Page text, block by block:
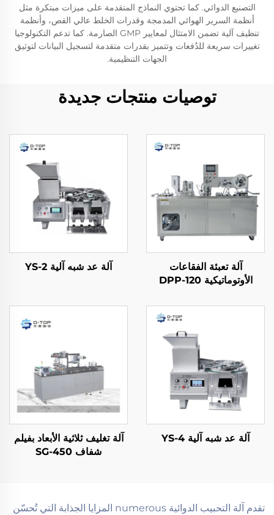
التصنيع الدوائي. كما تحتوي النماذج المتقدمة على ميزات مبتكرة مثل
أنظمة السرير الهوائي المدمجة وقدرات الخلط عالي القص، وأنظمة
تنظيف آلية تضمن الامتثال لمعايير GMP الصارمة. كما تدعم التكنولوجيا
تغييرات سريعة للدُفعات وتتميز بقدرات متقدمة لتسجيل البيانات لتوثيق
الجهات التنظيمية.
توصيات منتجات جديدة
آلة تعبئة الفقاعات
الأوتوماتيكية DPP-120
آلة عد شبه آلية YS-2
آلة عد شبه آلية YS-4
آلة تغليف ثلاثية الأبعاد بفيلم
شفاف SG-450
تقدم آلة التحبيب الدوائية numerous المزايا الجذابة التي تُحسّن